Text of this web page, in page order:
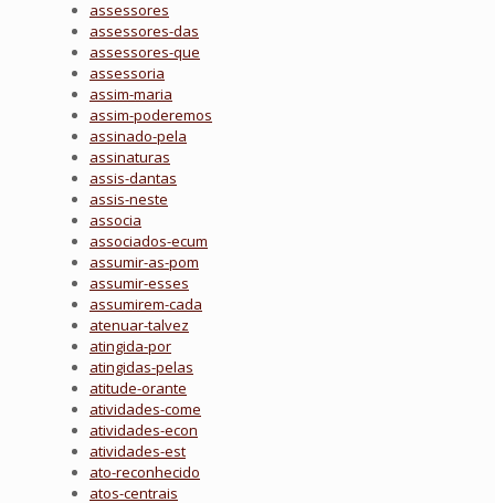
assessores
assessores-das
assessores-que
assessoria
assim-maria
assim-poderemos
assinado-pela
assinaturas
assis-dantas
assis-neste
associa
associados-ecum
assumir-as-pom
assumir-esses
assumirem-cada
atenuar-talvez
atingida-por
atingidas-pelas
atitude-orante
atividades-come
atividades-econ
atividades-est
ato-reconhecido
atos-centrais